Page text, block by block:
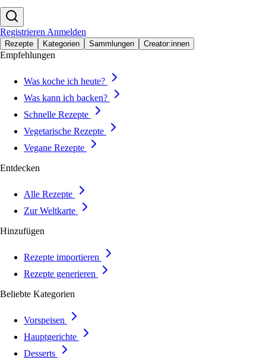
Registrieren Anmelden
Rezepte Kategorien Sammlungen Creator:innen
Empfehlungen
Was koche ich heute?
Was kann ich backen?
Schnelle Rezepte
Vegetarische Rezepte
Vegane Rezepte
Entdecken
Alle Rezepte
Zur Weltkarte
Hinzufügen
Rezepte importieren
Rezepte generieren
Beliebte Kategorien
Vorspeisen
Hauptgerichte
Desserts